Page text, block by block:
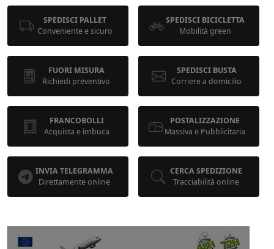
cm cm
calcola
SPEDISCI PALLET
Conveniente e sicuro
SPEDISCI BICICLETTA
Mobilità green
FUORI MISURA
Richiedi preventivo
SPEDISCI BUSTA
Corriere a domicilio
FRANCOBOLLI
Acquista e imbuca
POSTALIZZAZIONE
Massiva e Pubblicitaria
INVIA TELEGRAMMA
Direttamente online
CERCA SPEDIZIONE
Tracciabilità online